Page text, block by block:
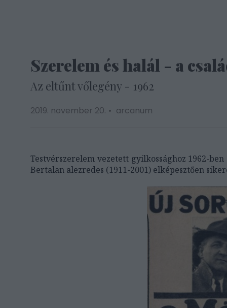
Szerelem és halál - a
Az eltűnt vőlegény - 1962
2019. november 20. arcanum
Testvérszerelem vezetett gyilkossághoz 1962-
Bertalan alezredes (1911-2001) elképesztően